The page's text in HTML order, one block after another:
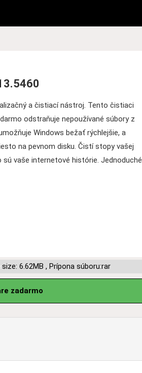
a čistiací nástroj. Tento čistiaci
odstraňuje nepoužívané súbory z
Windows bežať rýchlejšie, a
na pevnom disku. Čistí stopy vašej
sú vaše internetové histórie. Jednoduché
size: 6.62MB , Prípona súboru:rar
zadarmo